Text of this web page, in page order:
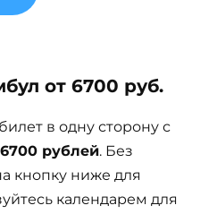
от 6700 руб.
в одну сторону с
рублей. Без
кнопку ниже для
календарем для